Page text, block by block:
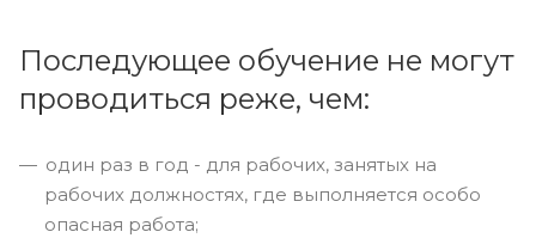
Последующее обучение не могут
проводиться реже, чем:
один раз в год - для рабочих, занятых на
рабочих должностях, где выполняется особо
опасная работа;